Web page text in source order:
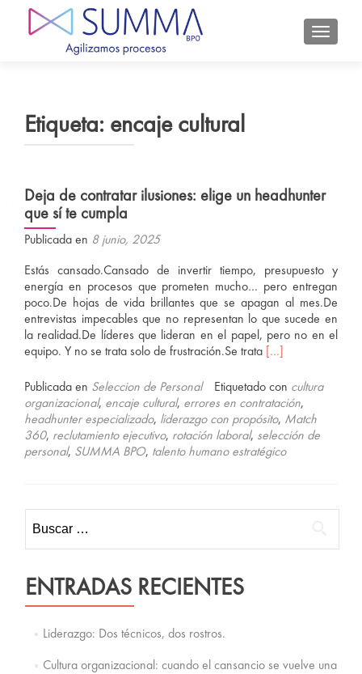
Etiqueta: encaje cultural
Deja de contratar ilusiones: elige un headhunter
que sí te cumpla
Publicada en 8 junio, 2025
Estás cansado.Cansado de invertir tiempo, presupuesto y
energía en procesos que prometen mucho… pero entregan
poco.De hojas de vida brillantes que se apagan al mes.De
entrevistas impecables que no representan lo que sucede en
la realidad.De líderes que lideran en el papel, pero no en el
equipo. Y no se trata solo de frustración.Se trata Leer
de
contratar
ilusiones:
elige
un
headhunter
te
[…]
Publicada en Seleccion de Personal Etiquetado con cultura
organizacional, encaje cultural, errores en contratación,
headhunter especializado, liderazgo con propósito, Match
360, reclutamiento ejecutivo, rotación laboral, selección de
personal, SUMMA BPO, talento humano estratégico
ENTRADAS RECIENTES
Liderazgo: Dos técnicos, dos rostros.
Cultura organizacional: cuando el cansancio se vuelve una